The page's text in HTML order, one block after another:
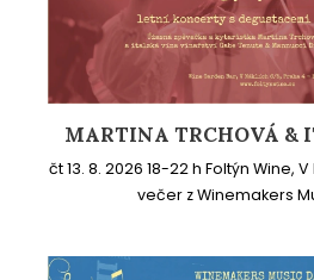
MARTINA TRCHOVÁ &
čt 13. 8. 2026 18-22 h Foltýn Wine,
večer z Winemakers